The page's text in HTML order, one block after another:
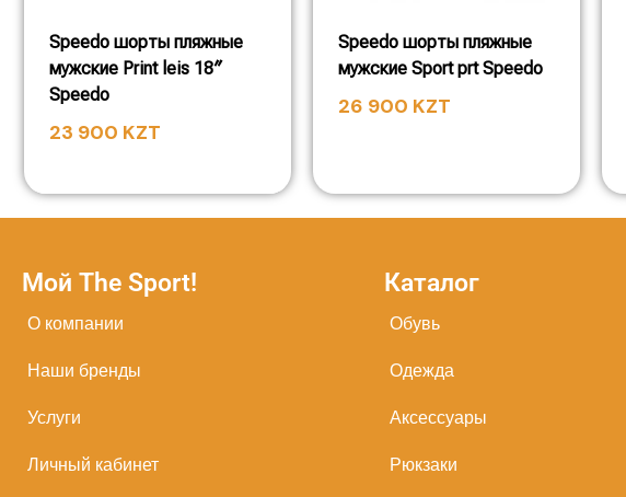
Speedo шорты пляжные
мужские Print leis 18″
Speedo
23 900 KZT
Speedo шорты пляжные
мужские Sport prt Speedo
26 900 KZT
Мой The Sport!
О компании
Наши бренды
Услуги
Личный кабинет
Каталог
Обувь
Одежда
Аксессуары
Рюкзаки